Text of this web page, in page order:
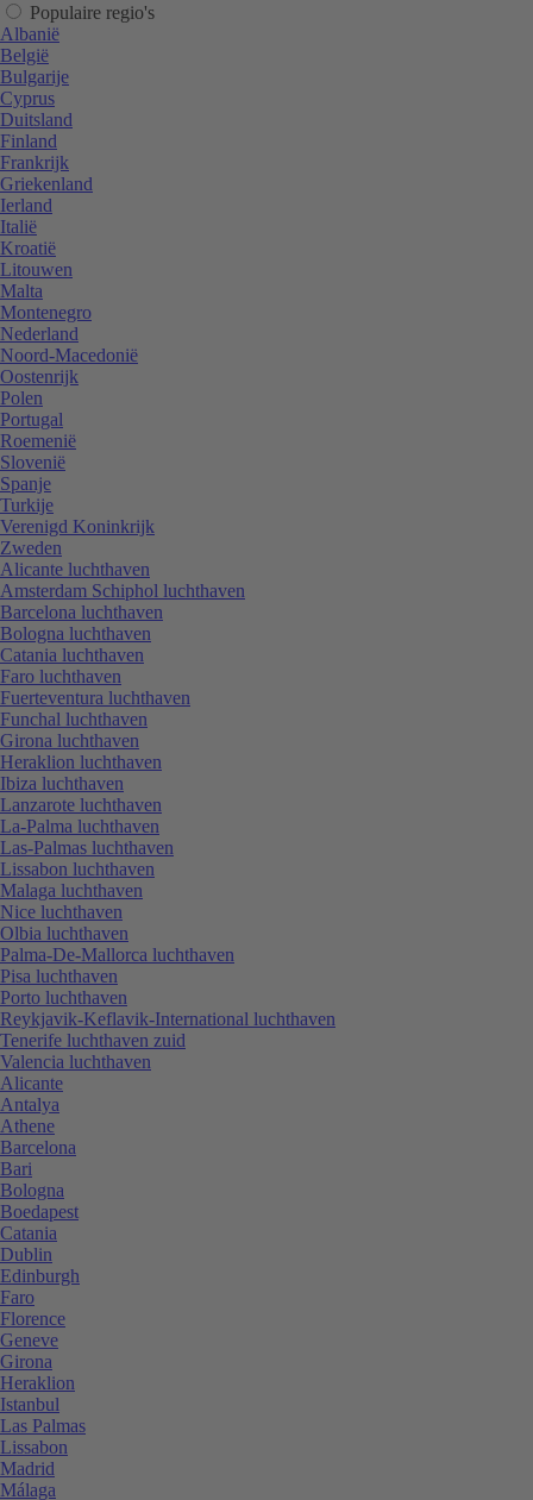
Populaire regio's
Albanië
België
Bulgarije
Cyprus
Duitsland
Finland
Frankrijk
Griekenland
Ierland
Italië
Kroatië
Litouwen
Malta
Montenegro
Nederland
Noord-Macedonië
Oostenrijk
Polen
Portugal
Roemenië
Slovenië
Spanje
Turkije
Verenigd Koninkrijk
Zweden
Alicante luchthaven
Amsterdam Schiphol luchthaven
Barcelona luchthaven
Bologna luchthaven
Catania luchthaven
Faro luchthaven
Fuerteventura luchthaven
Funchal luchthaven
Girona luchthaven
Heraklion luchthaven
Ibiza luchthaven
Lanzarote luchthaven
La-Palma luchthaven
Las-Palmas luchthaven
Lissabon luchthaven
Malaga luchthaven
Nice luchthaven
Olbia luchthaven
Palma-De-Mallorca luchthaven
Pisa luchthaven
Porto luchthaven
Reykjavik-Keflavik-International luchthaven
Tenerife luchthaven zuid
Valencia luchthaven
Alicante
Antalya
Athene
Barcelona
Bari
Bologna
Boedapest
Catania
Dublin
Edinburgh
Faro
Florence
Geneve
Girona
Heraklion
Istanbul
Las Palmas
Lissabon
Madrid
Málaga